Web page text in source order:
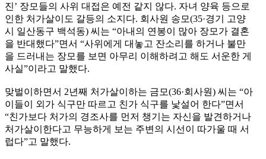
진’ 장모들의 사위 대접은 예전 같지 않다. 자녀 양육 등으로
인한 처가살이도 갈등의 소지다. 회사원 송모(35·경기 고양
시 일산동구 백석동) 씨는 “아내의 연봉이 많아 장모가 결혼
을 반대했다”면서 “사위에게 대놓고 잔소리를 하거나 불만
을 드러내는 장모를 보면 아무리 이해하려고 해도 서운한 게
사실”이라고 말했다.
맞벌이하면서 2년째 처가살이하는 금모(36·회사원) 씨는 “아
이들이 외가 식구만 따르고 친가 식구를 낯설어 한다”면서
“친가보다 처가의 경조사를 먼저 챙기는 자신을 발견하거나
처가살이한다고 무능하게 보는 주변의 시선이 따가울 때 서
럽다”고 말했다.